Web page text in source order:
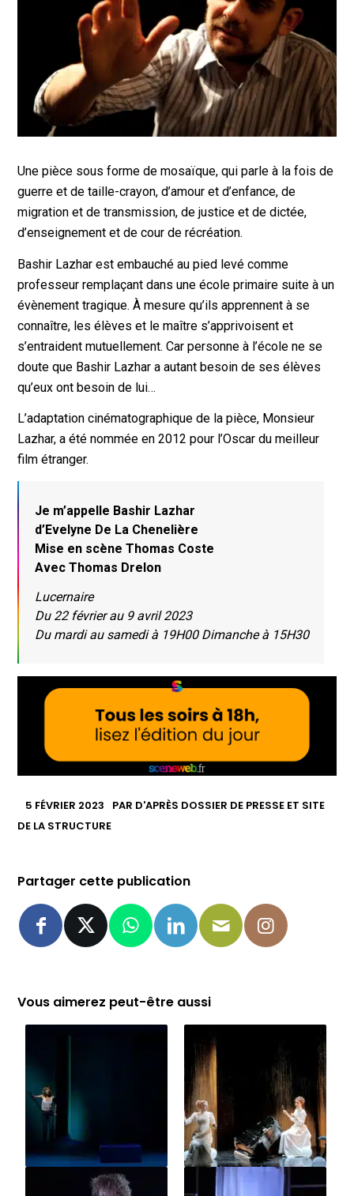
Une pièce sous forme de mosaïque, qui parle à la fois de
guerre et de taille-crayon, d’amour et d’enfance, de
migration et de transmission, de justice et de dictée,
d’enseignement et de cour de récréation.
Bashir Lazhar est embauché au pied levé comme
professeur remplaçant dans une école primaire suite à un
évènement tragique. À mesure qu’ils apprennent à se
connaître, les élèves et le maître s’apprivoisent et
s’entraident mutuellement. Car personne à l’école ne se
doute que Bashir Lazhar a autant besoin de ses élèves
qu’eux ont besoin de lui…
L’adaptation cinématographique de la pièce, Monsieur
Lazhar, a été nommée en 2012 pour l’Oscar du meilleur
film étranger.
Je m’appelle Bashir Lazhar
d’Evelyne De La Chenelière
Mise en scène Thomas Coste
Avec Thomas Drelon
Lucernaire
Du 22 février au 9 avril 2023
Du mardi au samedi à 19H00 Dimanche à 15H30
5 FÉVRIER 2023 PAR D'APRÈS DOSSIER DE PRESSE ET SITE
DE LA STRUCTURE
Partager cette publication
Vous aimerez peut-être aussi